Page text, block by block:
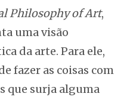
Philosophy of Art,
uma visão
da arte. Para ele,
fazer as coisas com
que surja alguma